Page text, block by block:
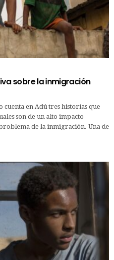
sobre la inmigración
en Adú tres historias que
son de un alto impacto
de la inmigración. Una de